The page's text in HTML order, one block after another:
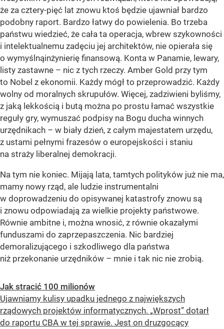
że za cztery-pięć lat znowu ktoś będzie ujawniał bardzo
podobny raport. Bardzo łatwy do powielenia. Bo trzeba
państwu wiedzieć, że cała ta operacja, wbrew szykowności
i intelektualnemu zadęciu jej architektów, nie opierała się
o wymyślnąinżynierię finansową. Konta w Panamie, lewary,
listy zastawne – nic z tych rzeczy. Amber Gold przy tym
to Nobel z ekonomii. Każdy mógł to przeprowadzić. Każdy
wolny od moralnych skrupułów. Więcej, zadziwieni byliśmy,
z jaką lekkością i butą można po prostu łamać wszystkie
reguły gry, wymuszać podpisy na Bogu ducha winnych
urzędnikach – w biały dzień, z całym majestatem urzędu,
z ustami pełnymi frazesów o europejskości i staniu
na straży liberalnej demokracji.
Na tym nie koniec. Mijają lata, tamtych polityków już nie ma,
mamy nowy rząd, ale ludzie instrumentalni
w doprowadzeniu do opisywanej katastrofy znowu są
i znowu odpowiadają za wielkie projekty państwowe.
Równie ambitne i, można wnosić, z równie okazałymi
funduszami do zaprzepaszczenia. Nic bardziej
demoralizującego i szkodliwego dla państwa
niż przekonanie urzędników – mnie i tak nic nie zrobią.
Jak stracić 100 milionów
Ujawniamy kulisy upadku jednego z największych
rządowych projektów informatycznych. „Wprost” dotarł
do raportu CBA w tej sprawie. Jest on druzgocący